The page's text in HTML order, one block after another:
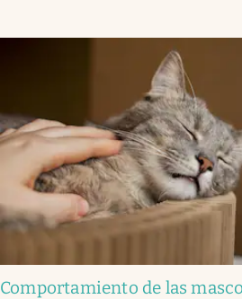
Comportamiento de las